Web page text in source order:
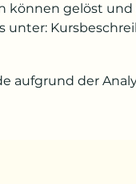
können gelöst
unter:
aufgrund der